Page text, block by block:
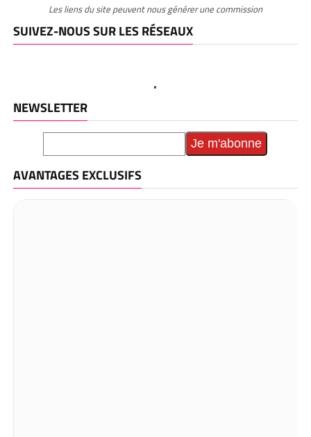
Les liens du site peuvent nous générer une commission
SUIVEZ-NOUS SUR LES RÉSEAUX
NEWSLETTER
AVANTAGES EXCLUSIFS